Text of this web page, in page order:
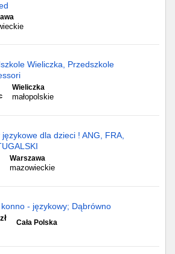
Wieliczka, Przedszkole
Wieliczka
małopolskie
językowe dla dzieci ! ANG, FRA,
Warszawa
mazowieckie
- językowy; Dąbrówno
Cała Polska